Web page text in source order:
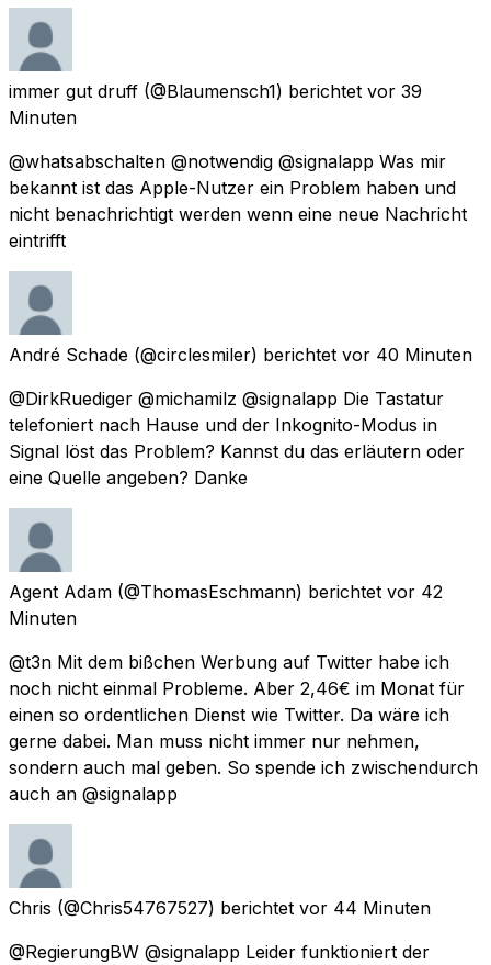
immer gut druff (@Blaumensch1) berichtet vor 39
Minuten
@whatsabschalten @notwendig @signalapp Was mir
bekannt ist das Apple-Nutzer ein Problem haben und
nicht benachrichtigt werden wenn eine neue Nachricht
eintrifft
André Schade (@circlesmiler) berichtet vor 40 Minuten
@DirkRuediger @michamilz @signalapp Die Tastatur
telefoniert nach Hause und der Inkognito-Modus in
Signal löst das Problem? Kannst du das erläutern oder
eine Quelle angeben? Danke
Agent Adam (@ThomasEschmann) berichtet vor 42
Minuten
@t3n Mit dem bißchen Werbung auf Twitter habe ich
noch nicht einmal Probleme. Aber 2,46€ im Monat für
einen so ordentlichen Dienst wie Twitter. Da wäre ich
gerne dabei. Man muss nicht immer nur nehmen,
sondern auch mal geben. So spende ich zwischendurch
auch an @signalapp
Chris (@Chris54767527) berichtet vor 44 Minuten
@RegierungBW @signalapp Leider funktioniert der